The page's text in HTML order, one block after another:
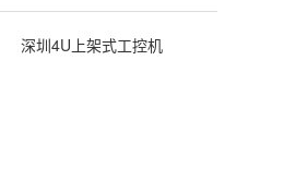
深圳4U上架式工控机